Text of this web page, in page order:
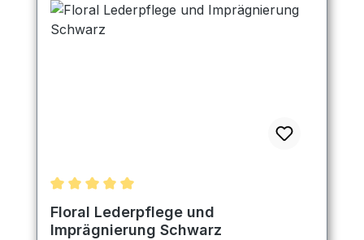
Durchschnittliche Bewertung von 5 von 5 Sternen
Floral Lederpflege und
Imprägnierung Schwarz